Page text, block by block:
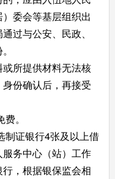
委会等基层组织出
过与公安、民政、
所提供材料无法核
份确认后，再接受
。
制证银行4张及以上借
务中心（站）工作
，根据银保监会相